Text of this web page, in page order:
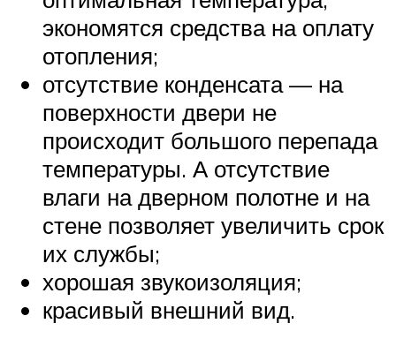
экономятся средства на оплату
отопления;
отсутствие конденсата — на
поверхности двери не
происходит большого перепада
температуры. А отсутствие
влаги на дверном полотне и на
стене позволяет увеличить срок
их службы;
хорошая звукоизоляция;
красивый внешний вид.